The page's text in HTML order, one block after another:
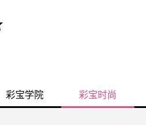
彩宝学院 彩宝时尚